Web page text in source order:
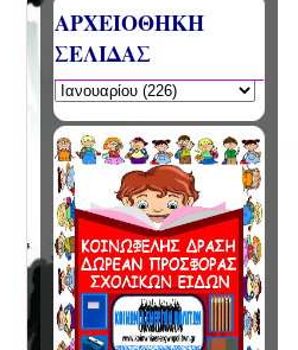
ΑΡΧΕΙΟΘΗΚΗ
ΣΕΛΙΔΑΣ